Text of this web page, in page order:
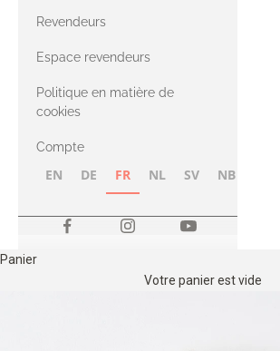
Compatible
avec le fil Merino
avec le fil Heavy
Revendeurs
Espace revendeurs
Politique en matière de
cookies
Compte
EN DE FR NL SV NB
Panier
Votre panier est vide